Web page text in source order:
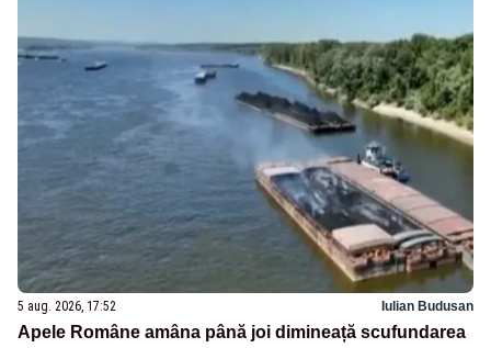
5 aug. 2026, 17:52 Iulian Budusan
Apele Române amâna până joi dimineață scufundarea